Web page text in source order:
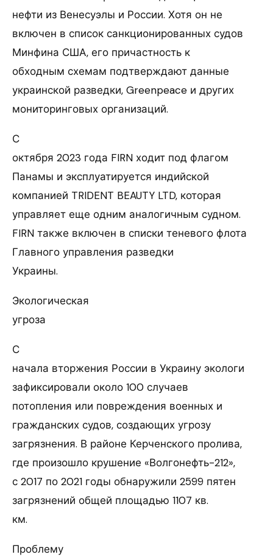
нефти из Венесуэлы и России. Хотя он не
включен в список санкционированных судов
Минфина США, его причастность к
обходным схемам подтверждают данные
украинской разведки, Greenpeace и других
мониторинговых организаций.
С
октября 2023 года FIRN ходит под флагом
Панамы и эксплуатируется индийской
компанией TRIDENT BEAUTY LTD, которая
управляет еще одним аналогичным судном.
FIRN также включен в списки теневого флота
Главного управления разведки
Украины.
Экологическая
угроза
С
начала вторжения России в Украину экологи
зафиксировали около 100 случаев
потопления или повреждения военных и
гражданских судов, создающих угрозу
загрязнения. В районе Керченского пролива,
где произошло крушение «Волгонефть-212»,
с 2017 по 2021 годы обнаружили 2599 пятен
загрязнений общей площадью 1107 кв.
км.
Проблему